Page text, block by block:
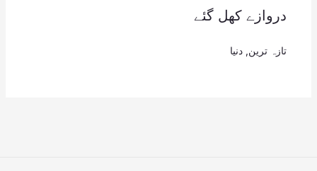
دروازے کھل گئے
تازہ ترین دنیا